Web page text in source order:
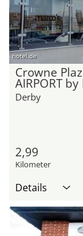
hotel.de
Crowne
AIRPORT by
Derby
2,99
Kilometer
Details